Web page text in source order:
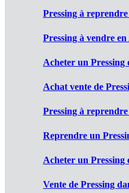
Pressing à
Pressing à vendre
Acheter un Pressing
Achat vente de
Pressing à
Reprendre un
Acheter un Pressing
Vente de Pressing